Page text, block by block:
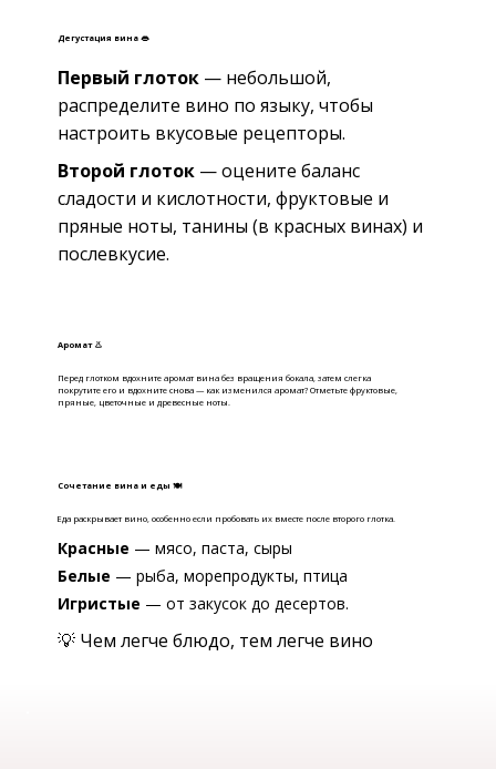
Дегустация вина 👄
Первый глоток— небольшой,
распределите вино по языку, чтобы
настроить вкусовые рецепторы.
Второй глоток— оцените баланс
сладости и кислотности, фруктовые и
пряные ноты, танины (в красных винах) и
послевкусие.
Аромат 👃
Перед глотком вдохните аромат вина без вращения бокала, затем слегка
покрутите его и вдохните снова — как изменился аромат? Отметьте фруктовые,
пряные, цветочные и древесные ноты.
Сочетание вина и еды 🍽
Еда раскрывает вино, особенно если пробовать их вместе после второго глотка.
Красные — мясо, паста, сыры
Белые — рыба, морепродукты, птица
Игристые — от закусок до десертов.
💡 Чем легче блюдо, тем легче вино